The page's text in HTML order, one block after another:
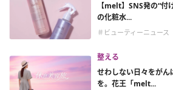
【melt】SNS発の“
の化粧水...
＃ビューティーニュース
整える
せわしない日々をが
を。花王「melt...